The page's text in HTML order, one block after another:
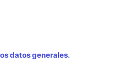
datos generales.